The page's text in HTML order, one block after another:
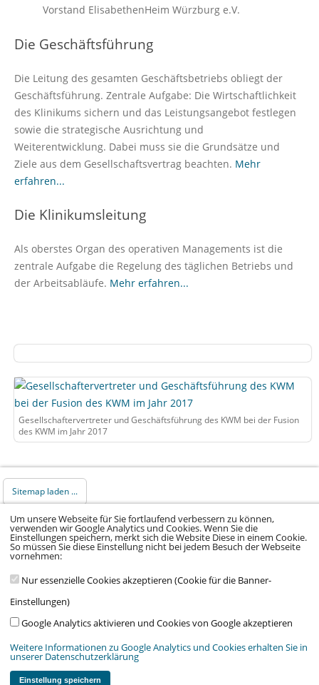
Vorstand ElisabethenHeim Würzburg e.V.
Die Geschäftsführung
Die Leitung des gesamten Geschäftsbetriebs obliegt der
Geschäftsführung. Zentrale Aufgabe: Die Wirtschaftlichkeit
des Klinikums sichern und das Leistungsangebot festlegen
sowie die strategische Ausrichtung und
Weiterentwicklung. Dabei muss sie die Grundsätze und
Ziele aus dem Gesellschaftsvertrag beachten. Mehr
erfahren...
Die Klinikumsleitung
Als oberstes Organ des operativen Managements ist die
zentrale Aufgabe die Regelung des täglichen Betriebs und
der Arbeitsabläufe. Mehr erfahren...
Gesellschaftervertreter und Geschäftsführung des KWM bei der Fusion
des KWM im Jahr 2017
Sitemap laden ...
© 2026 Klinikum Würzburg Mitte gGmbH •
Impressum•Datenschutz•Datenschutz Social
Media•Kontakt
Wir arbeiten im Auftrag von:Stiftung Juliusspital Würzburg
Verein Kinderklinik am Mönchberg e.V.
Um unsere Webseite für Sie fortlaufend verbessern zu können,
verwenden wir Google Analytics und Cookies. Wenn Sie die
Einstellungen speichern, merkt sich die Website Diese in einem Cookie.
So müssen Sie diese Einstellung nicht bei jedem Besuch der Webseite
vornehmen:
Nur essenzielle Cookies akzeptieren (Cookie für die Banner-
Einstellungen)
Google Analytics aktivieren und Cookies von Google akzeptieren
Weitere Informationen zu Google Analytics und Cookies erhalten Sie in
unserer Datenschutzerklärung
Einstellung speichern